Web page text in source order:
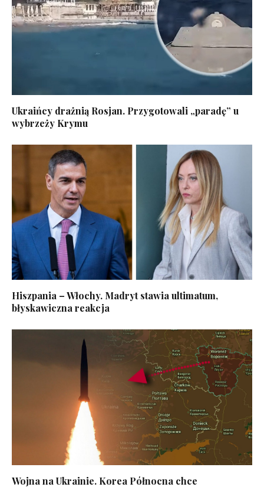
Ukraińcy drażnią Rosjan. Przygotowali „paradę” u
wybrzeży Krymu
Hiszpania – Włochy. Madryt stawia ultimatum,
błyskawiczna reakcja
Wojna na Ukrainie. Korea Północna chce